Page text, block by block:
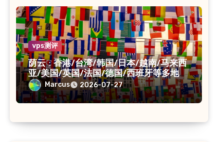
vps测评
荫云 : 香港/台湾/韩国/日本/越南/马来西
亚/美国/英国/法国/德国/西班牙等多地
VPS/原生IP /住宅IP/双ISP
Marcus 2026-07-27